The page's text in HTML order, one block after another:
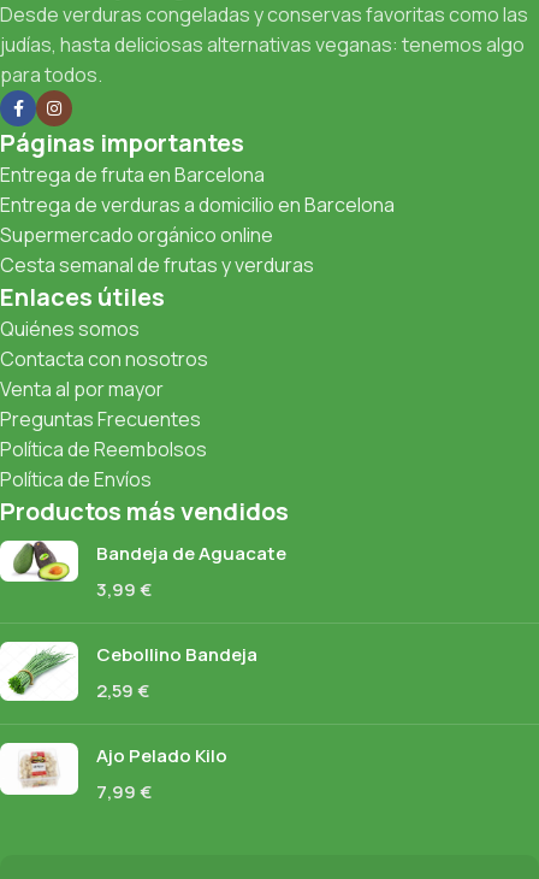
Desde verduras congeladas y conservas favoritas como las
judías, hasta deliciosas alternativas veganas: tenemos algo
para todos.
Páginas importantes
Entrega de fruta en Barcelona
Entrega de verduras a domicilio en Barcelona
Supermercado orgánico online
Cesta semanal de frutas y verduras
Enlaces útiles
Quiénes somos
Contacta con nosotros
Venta al por mayor
Preguntas Frecuentes
Política de Reembolsos
Política de Envíos
Productos más vendidos
Bandeja de Aguacate
3,99€
Cebollino Bandeja
2,59€
Ajo Pelado Kilo
7,99€